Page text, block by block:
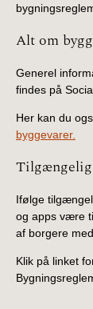
Alt om
Generel
findes på
Her kan du
byggevarer.
Ifølge
og apps være
af borgere
Klik på linket